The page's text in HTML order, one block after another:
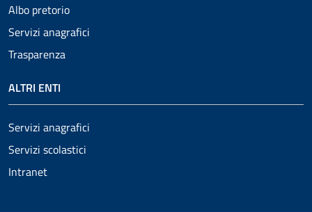
Albo pretorio
Servizi anagrafici
Trasparenza
ALTRI ENTI
Servizi anagrafici
Servizi scolastici
Intranet